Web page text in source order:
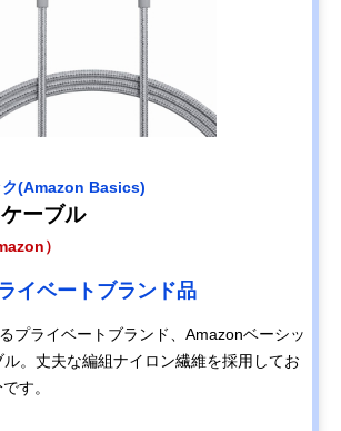
(Amazon Basics)
ーブル
）
イベートブランド品
プライベートブランド、Amazonベーシッ
。丈夫な編組ナイロン繊維を採用してお
す。